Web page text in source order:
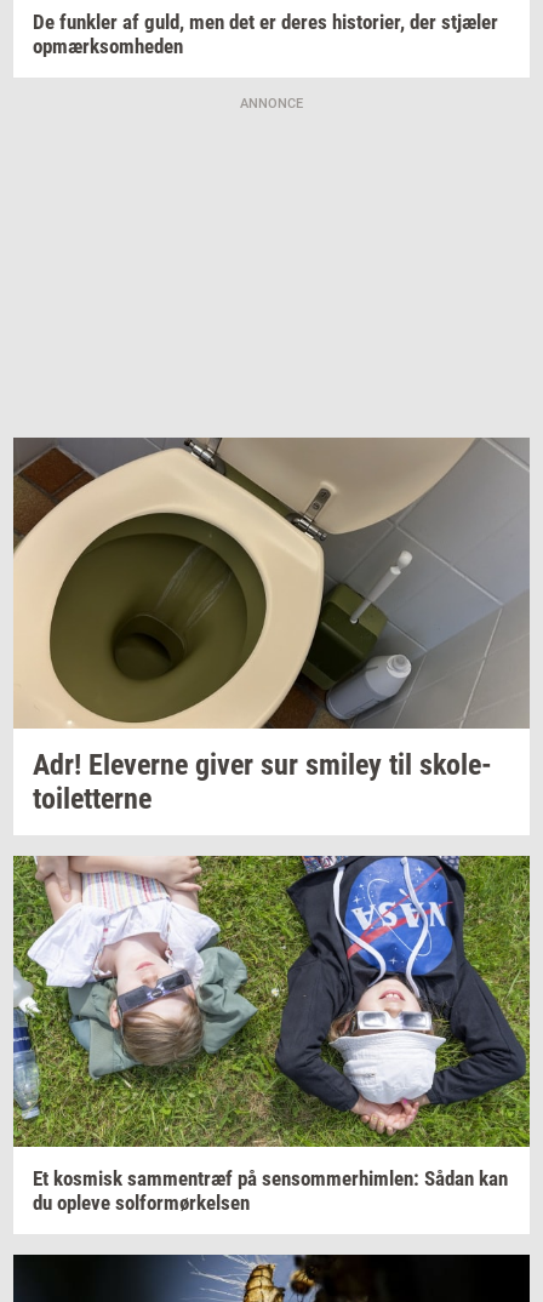
De funk­ler af guld, men det er deres hi­sto­ri­er, der stjæ­ler
op­mærk­som­he­den
ANNONCE
Adr! Ele­ver­ne giver sur smiley til sko­le­
toilet­ter­ne
Et kos­misk sam­men­træf på sen­som­mer­him­len: Sådan kan
du op­le­ve sol­for­mør­kel­sen